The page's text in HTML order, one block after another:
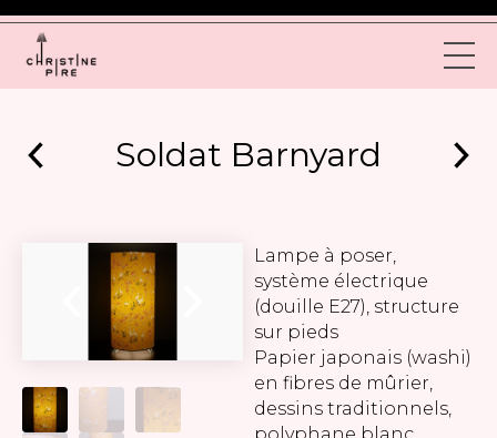
Soldat Barnyard
Lampe à poser,
système électrique
(douille E27), structure
sur pieds
Papier japonais (washi)
en fibres de mûrier,
dessins traditionnels,